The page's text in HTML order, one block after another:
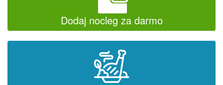
Dodaj nocleg za darmo